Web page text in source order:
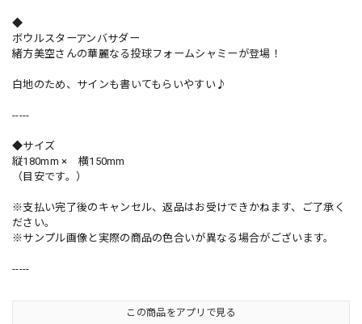
◆
ボウルスターアンバサダー
緒方美空さんの華麗なる投球フォームシャミーが登場！
白地のため、サインも書いてもらいやすい♪
-----
◆サイズ
縦180mm × 横150mm
（目安です。）
※支払い完了後のキャンセル、返品はお受けできかねます、ご了承く
ださい。
※サンプル画像と実際の商品の色合いが異なる場合がございます。
-----
この商品をアプリで見る